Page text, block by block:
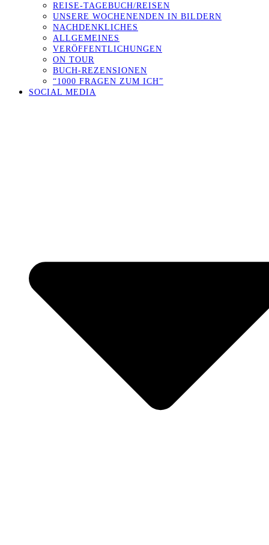
REISE-TAGEBUCH/REISEN
UNSERE WOCHENENDEN IN BILDERN
NACHDENKLICHES
ALLGEMEINES
VERÖFFENTLICHUNGEN
ON TOUR
BUCH-REZENSIONEN
“1000 FRAGEN ZUM ICH”
SOCIAL MEDIA